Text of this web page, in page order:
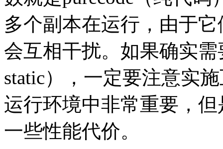
多个副本在运行，由于
会互相干扰。如果确实
static），一定要注意实
运行环境中非常重要，
一些性能代价。